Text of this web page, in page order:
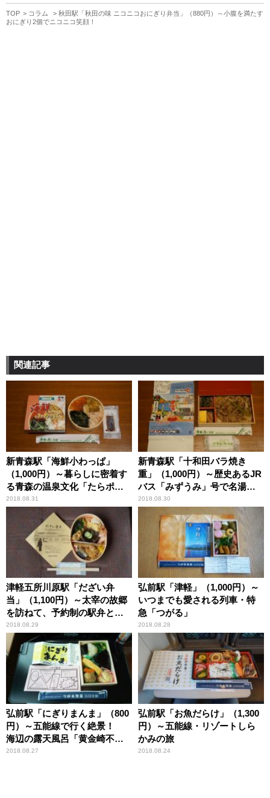
TOP コラム
秋田駅「秋田の味 ニコニコおにぎり弁当」（880円）～小腹を満たす
おにぎり2個でニコニコ笑顔！
関連記事
新青森駅「海鮮小わっぱ」
（1,000円）～暮らしに密着す
る青森の温泉文化「たらポッ
キ温泉」
2018.08.31
新青森駅「十和田バラ焼き
重」（1,000円）～歴史あるJR
バス「みずうみ」号で名湯・
蔦温泉へ
2018.08.30
津軽五所川原駅「だざい弁
当」（1,100円）～太宰の故郷
を訪ねて、予約制の駅弁と一
緒に「津軽鉄道」の旅！
2018.08.29
弘前駅「津軽」（1,000円）～
いつまでも愛される列車・特
急「つがる」
2018.08.28
弘前駅「にぎりまんま」（800
円）～五能線で行く絶景！
海辺の露天風呂「黄金崎不老
ふ死温泉」
2018.08.27
弘前駅「お魚だらけ」（1,300
円）～五能線・リゾートしら
かみの旅
2018.08.24